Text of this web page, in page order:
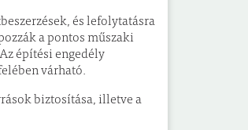
és lefolytatásra
a pontos műszaki
építési engedély
várható.
biztosítása, illetve a